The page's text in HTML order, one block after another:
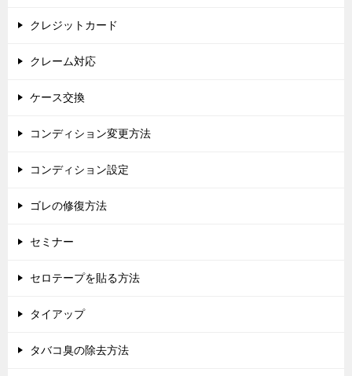
クレジットカード
クレーム対応
ケース交換
コンディション変更方法
コンディション設定
ゴレの修復方法
セミナー
セロテープを貼る方法
タイアップ
タバコ臭の除去方法